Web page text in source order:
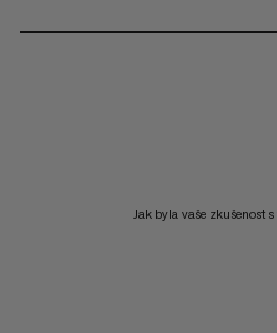
Jak byla vaše zkušenost